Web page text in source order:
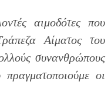
αιμοδότες που
Αίματος του
συνανθρώπους
οι